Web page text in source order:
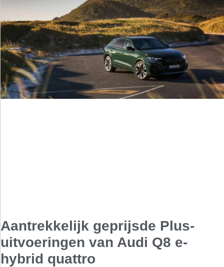
Aantrekkelijk geprijsde Plus-
uitvoeringen van Audi Q8 e-
hybrid quattro